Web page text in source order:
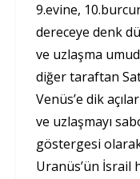
9.evine,
dereceye denk
ve uzlaşma
diğer taraftan
Venüs’e dik
ve uzlaşmayı
göstergesi
Uranüs’ün İsrail